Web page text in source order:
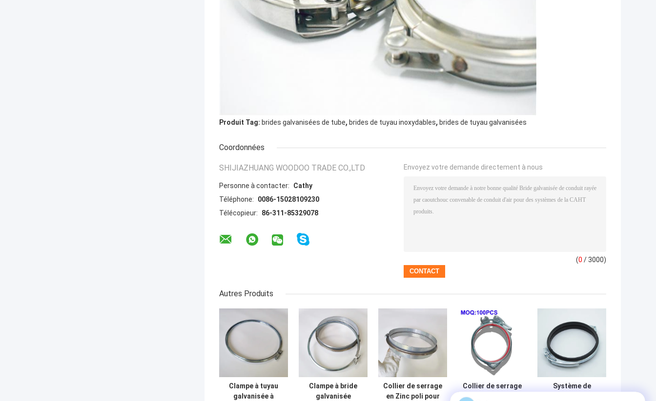
Produit Tag: brides galvanisées de tube, brides de tuyau inoxydables, brides de tuyau galvanisées
Coordonnées
SHIJIAZHUANG WOODOO TRADE CO.,LTD
Personne à contacter:
Cathy
Téléphone:
0086-15028109230
Télécopieur:
86-311-85329078
Envoyez votre demande directement à nous
(0 / 3000)
Autres Produits
Clampe à tuyau
galvanisée à
Clampe à bride
galvanisée
Collier de serrage
en Zinc poli pour
Collier de serrage
galvanisé avec
Système de